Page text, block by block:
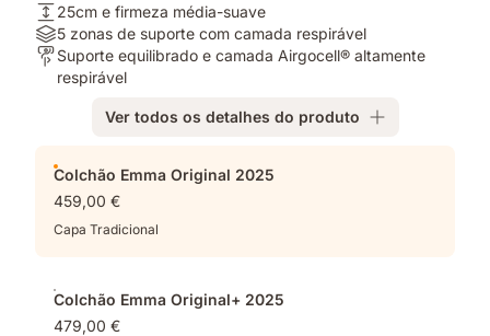
Altura:
25cm
e
firmeza
25cm e firmeza média-suave
Materiais:
5
zonas
camada
respirável
5 zonas de suporte com camada respirável
Para
quem?:
equilibrado
camada
Airgocell®
altamente
respirável
Suporte equilibrado e camada Airgocell® altamente
respirável
Ver todos os detalhes do produto
Colchão Emma Original 2025
459,00 €
Capa Tradicional
Colchão Emma Original+ 2025
479,00 €